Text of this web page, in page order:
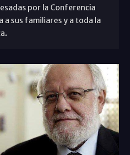
por la Conferencia
a sus familiares y a toda la